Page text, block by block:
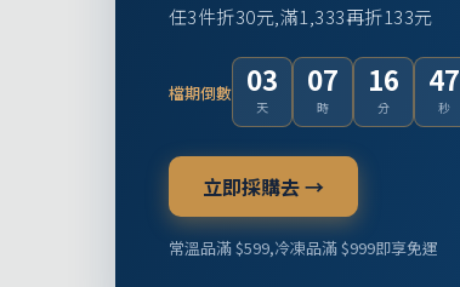
任3件折30元,滿1,333再折133元
檔期倒數 03
天
07
時
16
分
45
秒
立即採購去 →
常溫品滿 $599,冷凍品滿 $999即享免運